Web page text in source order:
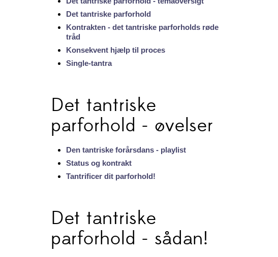
Det tantriske parforhold
Kontrakten - det tantriske parforholds røde
tråd
Konsekvent hjælp til proces
Single-tantra
Det tantriske
parforhold - øvelser
Den tantriske forårsdans - playlist
Status og kontrakt
Tantrificer dit parforhold!
Det tantriske
parforhold - sådan!